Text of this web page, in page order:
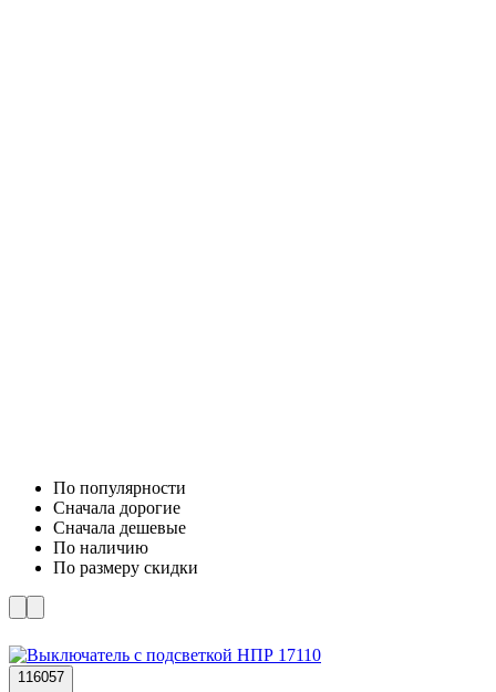
По популярности
Cначала дорогие
Cначала дешевые
По наличию
По размеру скидки
116057